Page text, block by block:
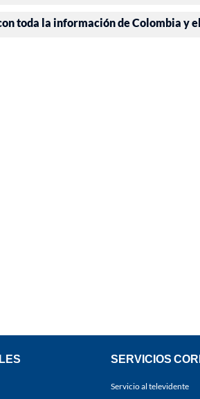
toda la información de Colombia y
SERVICIOS
Servicio al televidente